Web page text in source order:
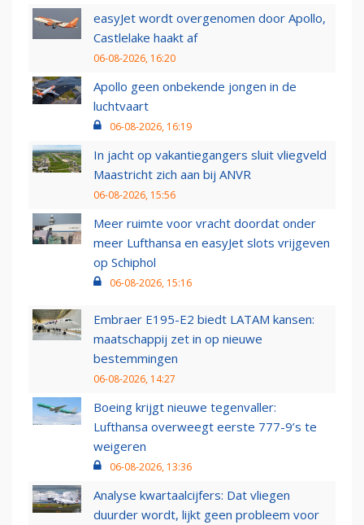
easyJet wordt overgenomen door Apollo,
Castlelake haakt af
06-08-2026, 16:20
Apollo geen onbekende jongen in de
luchtvaart
06-08-2026, 16:19
In jacht op vakantiegangers sluit vliegveld
Maastricht zich aan bij ANVR
06-08-2026, 15:56
Meer ruimte voor vracht doordat onder
meer Lufthansa en easyJet slots vrijgeven
op Schiphol
06-08-2026, 15:16
Embraer E195-E2 biedt LATAM kansen:
maatschappij zet in op nieuwe
bestemmingen
06-08-2026, 14:27
Boeing krijgt nieuwe tegenvaller:
Lufthansa overweegt eerste 777-9’s te
weigeren
06-08-2026, 13:36
Analyse kwartaalcijfers: Dat vliegen
duurder wordt, lijkt geen probleem voor